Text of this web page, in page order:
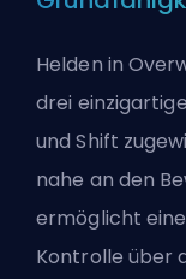
Helden in
drei
und Shift
nahe an den
ermöglicht
Kontrolle über